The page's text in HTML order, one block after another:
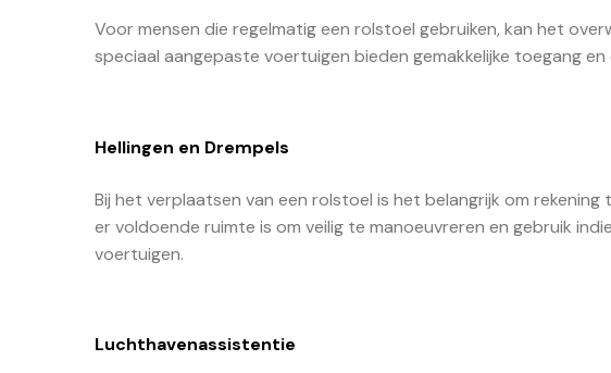
Voor mensen die regelmatig een rolstoel gebruiken, kan het
speciaal aangepaste voertuigen bieden gemakkelijke toegang
Hellingen en Drempels
Bij het verplaatsen van een rolstoel is het belangrijk om
er voldoende ruimte is om veilig te manoeuvreren en gebruik
voertuigen.
Luchthavenassistentie